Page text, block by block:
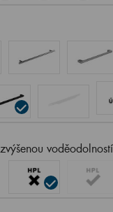
voděodolností